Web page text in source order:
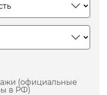
(официальные
в РФ)